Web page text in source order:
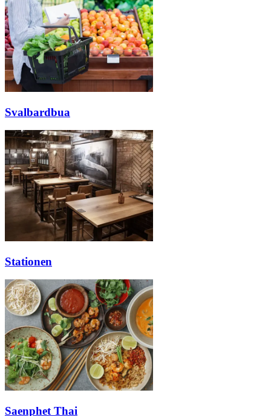
Ledige stillinger
Magasin
Gavekort
Welcome to lompensenteret
Svalbardbua
Stationen
Saenphet Thai